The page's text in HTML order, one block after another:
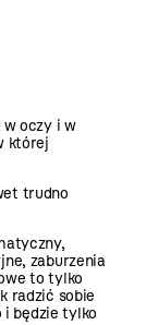
w oczy i w
której
trudno
zaburzenia
to tylko
radzić sobie
i będzie tylko